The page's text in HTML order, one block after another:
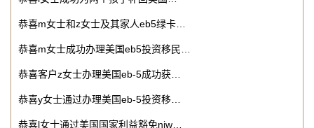
恭喜m女士和z女士及其家人eb5绿卡…
恭喜m女士成功办理美国eb5投资移民…
恭喜客户z女士办理美国eb-5成功获…
恭喜y女士通过办理美国eb-5投资移…
恭喜l女士通过美国国家利益豁免niw…